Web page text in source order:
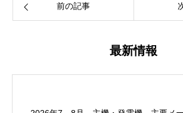
前の記事
最新情報